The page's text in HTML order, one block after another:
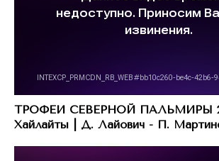
ТРОФЕИ СЕВЕРНОЙ ПАЛЬМИРЫ
Хайлайты | Д. Лайович - П.